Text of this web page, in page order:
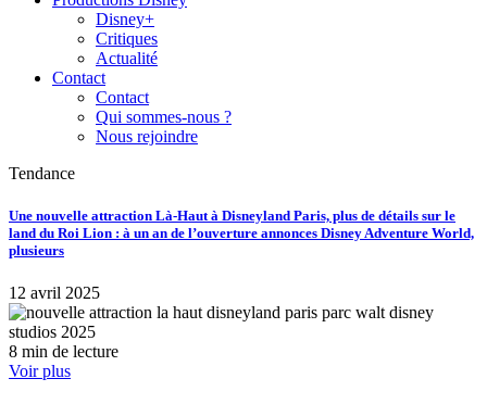
Disney+
Critiques
Actualité
Contact
Contact
Qui sommes-nous ?
Nous rejoindre
Tendance
Une nouvelle attraction Là-Haut à Disneyland Paris, plus de détails sur le
land du Roi Lion : à un an de l’ouverture annonces Disney Adventure World,
plusieurs
12 avril 2025
8 min de lecture
Voir plus